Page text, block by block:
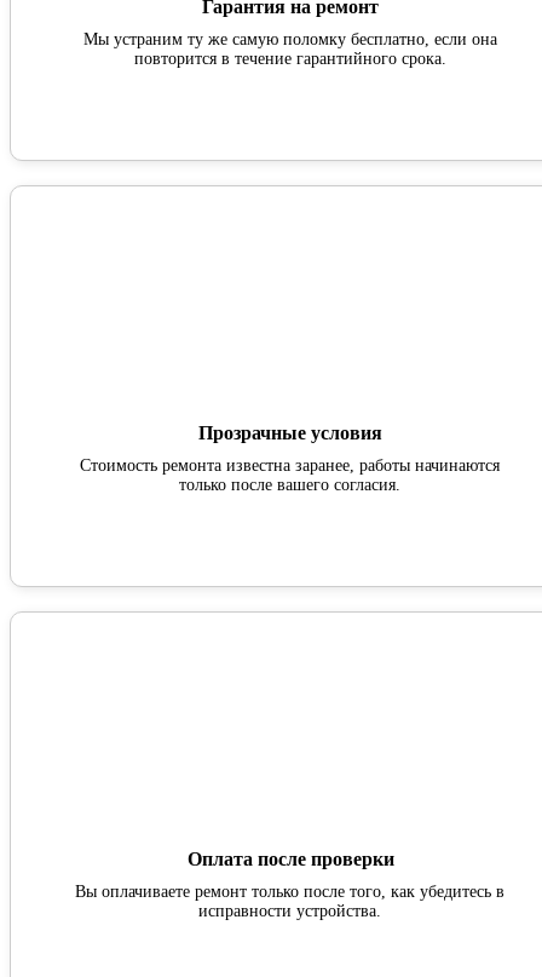
Гарантия на ремонт
Мы устраним ту же самую поломку бесплатно, если она
повторится в течение гарантийного срока.
Прозрачные условия
Стоимость ремонта известна заранее, работы начинаются
только после вашего согласия.
Оплата после проверки
Вы оплачиваете ремонт только после того, как убедитесь в
исправности устройства.